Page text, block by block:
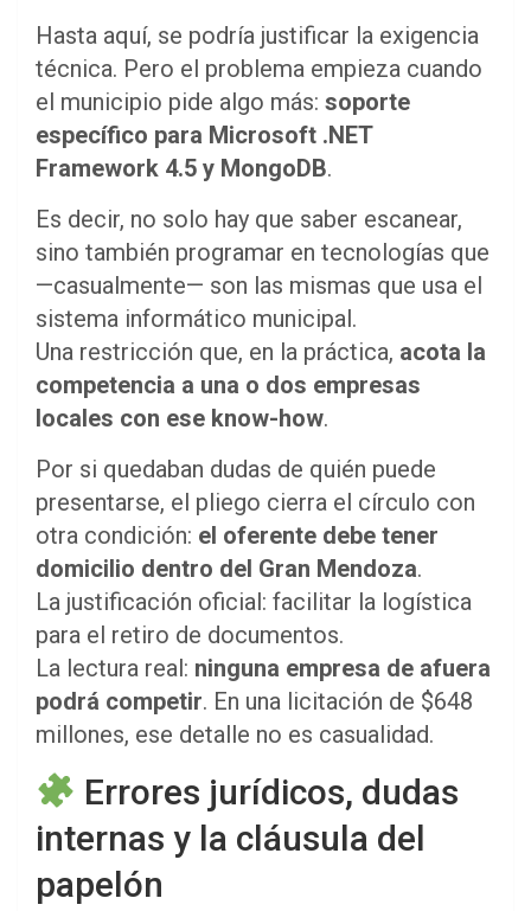
Hasta aquí, se podría justificar la exigencia
técnica. Pero el problema empieza cuando
el municipio pide algo más: soporte
específico para Microsoft .NET
Framework 4.5 y MongoDB.
Es decir, no solo hay que saber escanear,
sino también programar en tecnologías que
—casualmente— son las mismas que usa el
sistema informático municipal.
Una restricción que, en la práctica, acota la
competencia a una o dos empresas
locales con ese know-how.
Por si quedaban dudas de quién puede
presentarse, el pliego cierra el círculo con
otra condición: el oferente debe tener
domicilio dentro del Gran Mendoza.
La justificación oficial: facilitar la logística
para el retiro de documentos.
La lectura real: ninguna empresa de afuera
podrá competir. En una licitación de $648
millones, ese detalle no es casualidad.
Errores jurídicos, dudas
internas y la cláusula del
papelón